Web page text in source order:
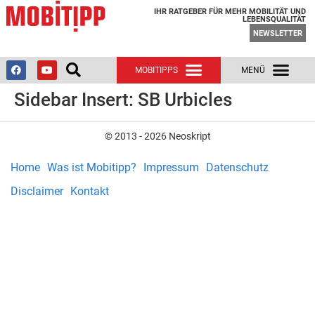
IHR RATGEBER FÜR MEHR MOBILITÄT UND
LEBENSQUALITÄT
NEWSLETTER
Sidebar Insert: SB Urbicles
© 2013 - 2026 Neoskript
Home Was ist Mobitipp? Impressum
Datenschutz
Disclaimer Kontakt